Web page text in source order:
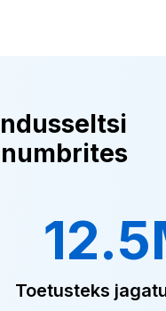
Toetusteks